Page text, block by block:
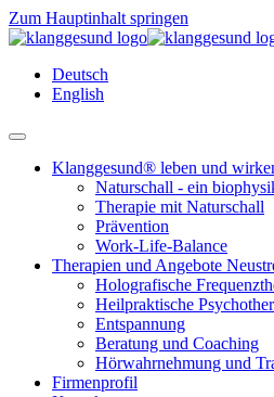
Zum Hauptinhalt springen
Deutsch
English
Klanggesund® leben und
Naturschall - ein
Therapie mit Naturschall
Prävention
Work-Life-Balance
Therapien und Angebote
Holografische
Heilpraktische
Entspannung
Beratung und Coaching
Hörwahrnehmung und
Firmenprofil